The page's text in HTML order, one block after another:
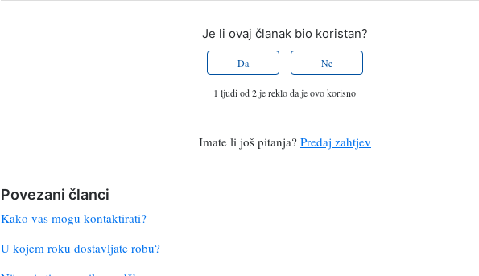
Je li ovaj članak bio koristan?
Da Ne
1 ljudi od 2 je reklo da je ovo korisno
Imate li još pitanja? Predaj zahtjev
Povezani članci
Kako vas mogu kontaktirati?
U kojem roku dostavljate robu?